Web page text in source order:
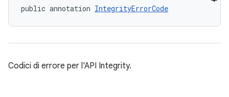
public annotation IntegrityErrorCode
Codici di errore per l'API Integrity.